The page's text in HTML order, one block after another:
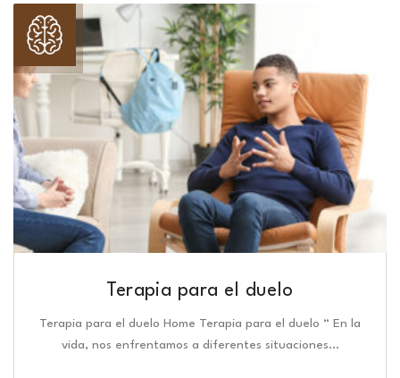
Terapia para el duelo
Terapia para el duelo Home Terapia para el duelo “ En la
vida, nos enfrentamos a diferentes situaciones…